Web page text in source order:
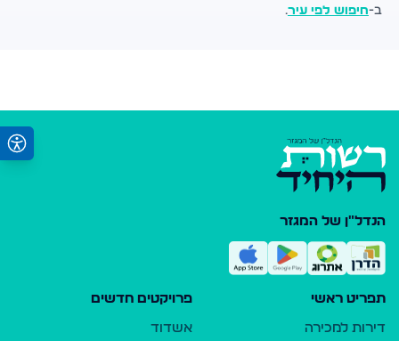
ב-חיפוש לפי עיר.
הנדל"ן של המגזר
תפריט ראשי
דירות למכירה
פרויקטים חדשים
אשדוד